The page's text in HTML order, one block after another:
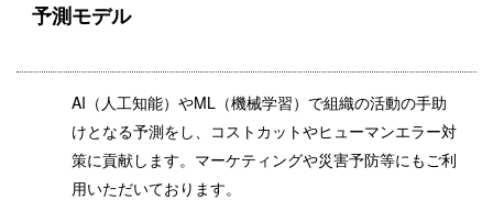
予測モデル
AI（人工知能）やML（機械学習）で組織の活動の手助
けとなる予測をし、コストカットやヒューマンエラー対
策に貢献します。マーケティングや災害予防等にもご利
用いただいております。